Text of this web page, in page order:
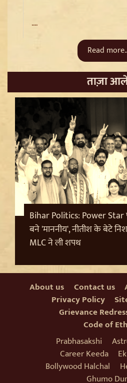
Pappu Yadav और Rahul Gandhi
Parliament में संतों का वेश धरने पर
Badrinath Temple Theft Case:
नौटियाल को जेल ले जाया गया, अब
....
Read
ताज़ा
Bihar Politics: Power Star
बने 'माननीय', नीतीश के बेटे
MLC ने ली शपथ
About us Contact us
Privacy Policy
Grievance
Code of
Prabhasakshi
Career Keeda
Bollywood Halchal
Ghumo